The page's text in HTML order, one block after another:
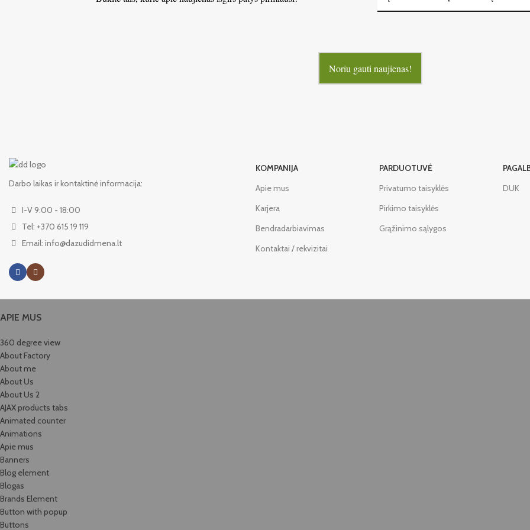
Noriu gauti naujienas!
Darbo laikas ir kontaktinė informacija:
I-V 9:00 - 18:00
Tel: +370 615 19 119
Email: info@dazudidmena.lt
KOMPANIJA
Apie mus
Karjera
Bendradarbiavimas
Kontaktai / rekvizitai
PARDUOTUVĖ
Privatumo taisyklės
Pirkimo taisyklės
Grąžinimo sąlygos
DUK
APIE MUS
360 degree view
About Factory
About me
About Us
About Us 2
AJAX products tabs
Animated counter
Animations
Apie mus
Banners
Blog element
Blogas
Brands Element
Button with popup
Buttons